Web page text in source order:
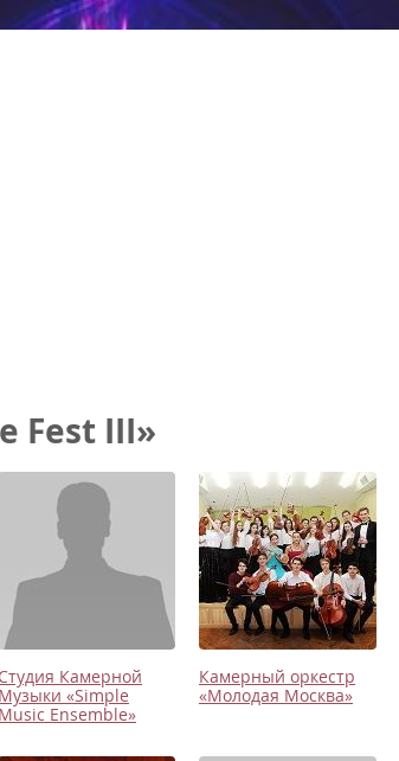
Fest III»
Студия Камерной
Музыки «Simple
Music Ensemble»
Камерный оркестр
«Молодая Москва»